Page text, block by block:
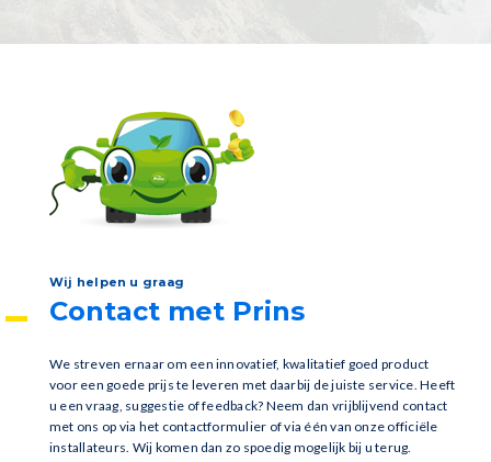
Wij helpen u graag
Contact met Prins
We streven ernaar om een innovatief, kwalitatief goed product
voor een goede prijs te leveren met daarbij de juiste service. Heeft
u een vraag, suggestie of feedback? Neem dan vrijblijvend contact
met ons op via het contactformulier of via één van onze officiële
installateurs. Wij komen dan zo spoedig mogelijk bij u terug.